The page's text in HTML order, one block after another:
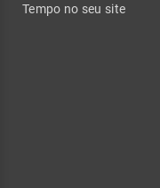
Tempo no seu site